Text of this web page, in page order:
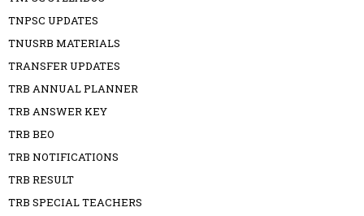
TNPSC UPDATES
TNUSRB MATERIALS
TRANSFER UPDATES
TRB ANNUAL PLANNER
TRB ANSWER KEY
TRB BEO
TRB NOTIFICATIONS
TRB RESULT
TRB SPECIAL TEACHERS